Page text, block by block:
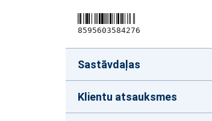
8595603584276
Sastāvdaļas
Klientu atsauksmes